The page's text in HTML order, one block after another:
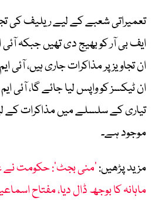
تعمیراتی شعبے کے لیے ریلیف کی
ایف بی آر کو بھیج دی تھیں جبکہ
ان تجاویز پر مذاکرات جاری ہیں،
ان ٹیکسز کو واپس لیا جائے گا، آئی
تیاری کے سلسلے میں مذاکرات کے
موجود ہے۔
مزید پڑھیں:
ماہانہ کا بوجھ ڈال دیا، مفتاح